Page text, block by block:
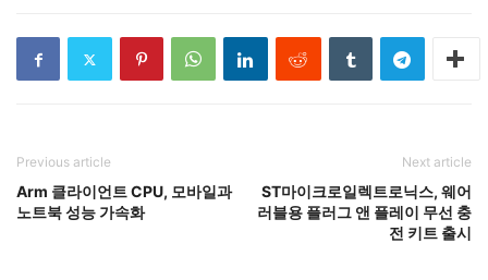
Previous article
Arm 클라이언트 CPU, 모바일과
노트북 성능 가속화
Next article
ST마이크로일렉트로닉스, 웨어
러블용 플러그 앤 플레이 무선 충
전 키트 출시